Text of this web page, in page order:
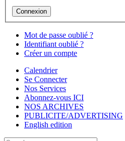
Mot de passe oublié ?
Identifiant oublié ?
Créer un compte
Calendrier
Se Connecter
Nos Services
Abonnez-vous ICI
NOS ARCHIVES
PUBLICITE/ADVERTISING
English edition